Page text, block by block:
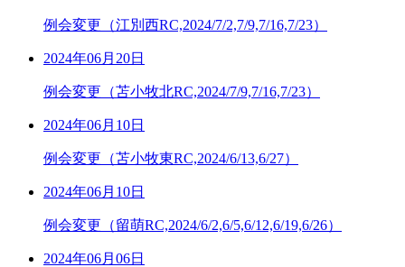
例会変更（江別西RC,2024/7/2,7/9,7/16,7/23）
2024年06月20日
例会変更（苫小牧北RC,2024/7/9,7/16,7/23）
2024年06月10日
例会変更（苫小牧東RC,2024/6/13,6/27）
2024年06月10日
例会変更（留萌RC,2024/6/2,6/5,6/12,6/19,6/26）
2024年06月06日